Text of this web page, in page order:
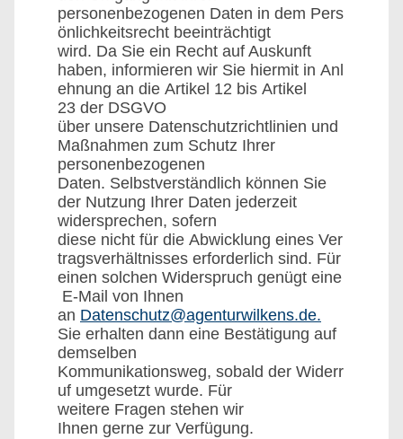
personenbezogenen Daten in dem Pers
önlichkeitsrecht beeinträchtigt
wird. Da Sie ein Recht auf Auskunft
haben, informieren wir Sie hiermit in Anl
ehnung an die Artikel 12 bis Artikel
23 der DSGVO
über unsere Datenschutzrichtlinien und
Maßnahmen zum Schutz Ihrer
personenbezogenen
Daten. Selbstverständlich können Sie
der Nutzung Ihrer Daten jederzeit
widersprechen, sofern
diese nicht für die Abwicklung eines Ver
tragsverhältnisses erforderlich sind. Für
einen solchen Widerspruch genügt eine
E-Mail von Ihnen
an Datenschutz@agenturwilkens.de.
Sie erhalten dann eine Bestätigung auf
demselben
Kommunikationsweg, sobald der Widerr
uf umgesetzt wurde. Für
weitere Fragen stehen wir
Ihnen gerne zur Verfügung.